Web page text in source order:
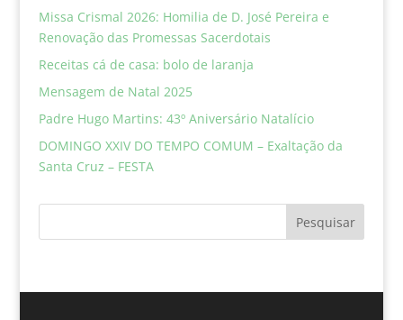
Missa Crismal 2026: Homilia de D. José Pereira e
Renovação das Promessas Sacerdotais
Receitas cá de casa: bolo de laranja
Mensagem de Natal 2025
Padre Hugo Martins: 43º Aniversário Natalício
DOMINGO XXIV DO TEMPO COMUM – Exaltação da
Santa Cruz – FESTA
Pesquisar